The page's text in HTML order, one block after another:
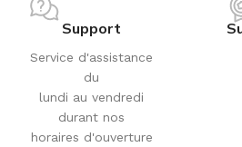
Support
Service d'assistance
du
lundi au vendredi
durant nos
horaires d'ouverture